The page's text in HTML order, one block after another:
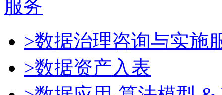
服务
>数据治理咨询与实施
>数据资产入表